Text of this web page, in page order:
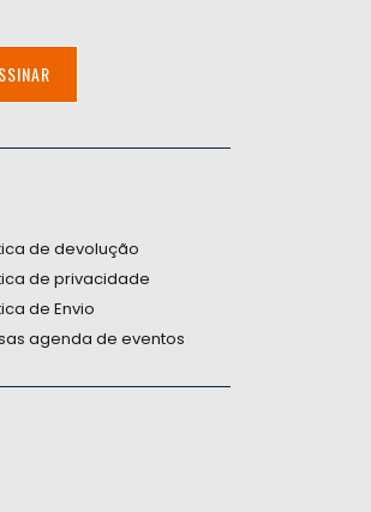
de devolução
de privacidade
de Envio
agenda de eventos